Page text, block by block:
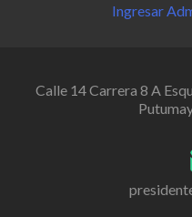
Ingresar
Calle 14 Carrera 8 A